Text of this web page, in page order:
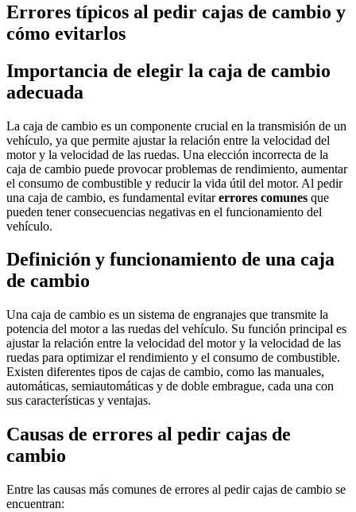
Errores típicos al pedir cajas de cambio y
cómo evitarlos
Importancia de elegir la caja de cambio
adecuada
La caja de cambio es un componente crucial en la transmisión de un
vehículo, ya que permite ajustar la relación entre la velocidad del
motor y la velocidad de las ruedas. Una elección incorrecta de la
caja de cambio puede provocar problemas de rendimiento, aumentar
el consumo de combustible y reducir la vida útil del motor. Al pedir
una caja de cambio, es fundamental evitarerrores comunes que
pueden tener consecuencias negativas en el funcionamiento del
vehículo.
Definición y funcionamiento de una caja
de cambio
Una caja de cambio es un sistema de engranajes que transmite la
potencia del motor a las ruedas del vehículo. Su función principal es
ajustar la relación entre la velocidad del motor y la velocidad de las
ruedas para optimizar el rendimiento y el consumo de combustible.
Existen diferentes tipos de cajas de cambio, como las manuales,
automáticas, semiautomáticas y de doble embrague, cada una con
sus características y ventajas.
Causas de errores al pedir cajas de
cambio
Entre las causas más comunes de errores al pedir cajas de cambio se
encuentran: